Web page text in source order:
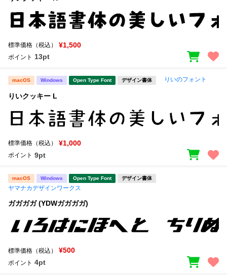
標準価格（税込） ¥1,500
ポイント 13pt
macOS Windows Open Type Font デザイン書体 りいのフォント
りいクッキー L
標準価格（税込） ¥1,000
ポイント 9pt
macOS Windows Open Type Font デザイン書体
ヤマナカデザインワークス
ガガガガ (YDWガガガガ)
標準価格（税込） ¥500
ポイント 4pt